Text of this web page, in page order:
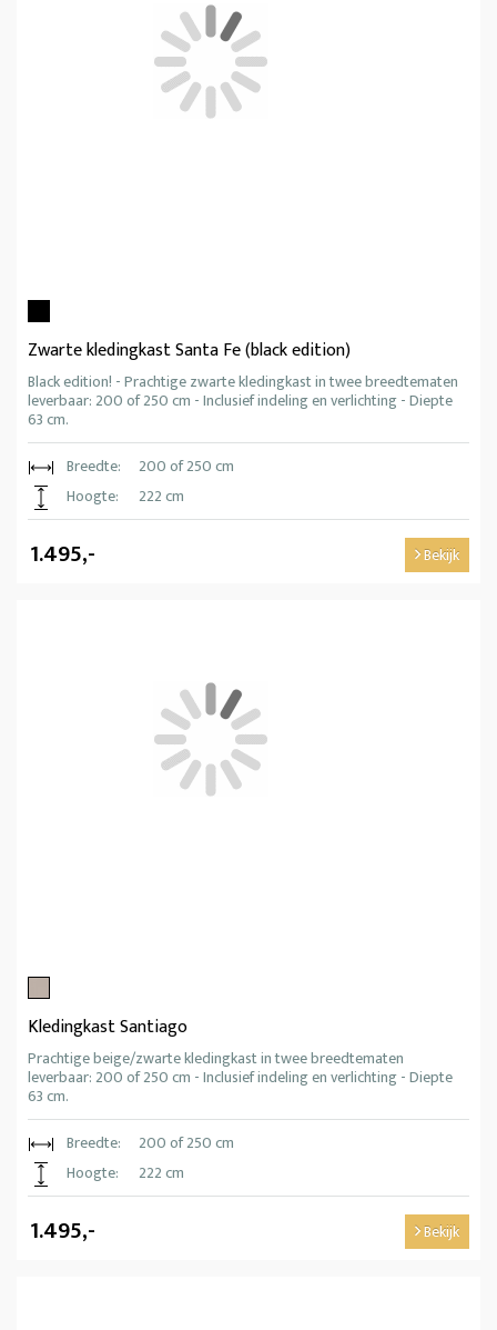
Zwarte kledingkast Santa Fe (black edition)
Black edition! - Prachtige zwarte kledingkast in twee breedtematen
leverbaar: 200 of 250 cm - Inclusief indeling en verlichting - Diepte
63 cm.
Breedte:
200 of 250 cm
Hoogte:
222 cm
1.495,- Bekijk
Kledingkast Santiago
Prachtige beige/zwarte kledingkast in twee breedtematen
leverbaar: 200 of 250 cm - Inclusief indeling en verlichting - Diepte
63 cm.
Breedte:
200 of 250 cm
Hoogte:
222 cm
1.495,- Bekijk